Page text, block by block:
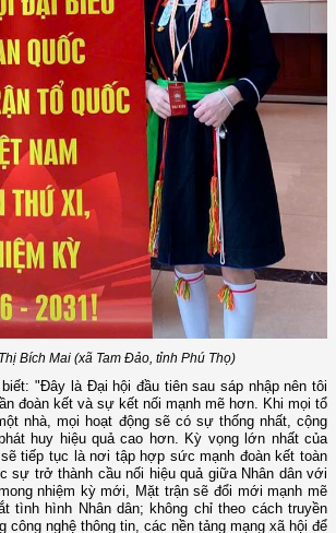
Bích Mai (xã Tam Đảo, tỉnh Phú Thọ)
"Đây là Đại hội đầu tiên sau sáp nhập nên tôi
đoàn kết và sự kết nối mạnh mẽ hơn. Khi mọi tổ
nhà, mọi hoạt động sẽ có sự thống nhất, cộng
huy hiệu quả cao hơn. Kỳ vọng lớn nhất của
tiếp tục là nơi tập hợp sức mạnh đoàn kết toàn
sự trở thành cầu nối hiệu quả giữa Nhân dân với
nhiệm kỳ mới, Mặt trận sẽ đổi mới mạnh mẽ
tình hình Nhân dân; không chỉ theo cách truyền
công nghệ thông tin, các nền tảng mạng xã hội để